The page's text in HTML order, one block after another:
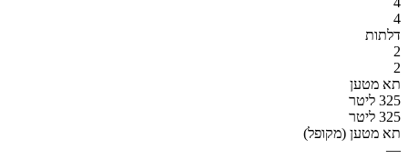
4
דלתות
2
2
תא מטען
325 ליטר
325 ליטר
תא מטען (מקופל)
—